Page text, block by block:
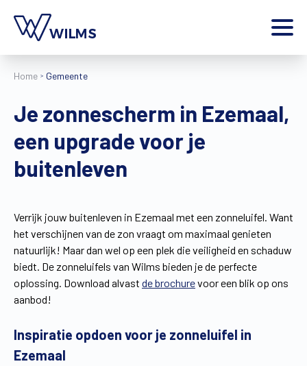
Home
Producten
Extra
Jobs
Wilms World
NL
Home Gemeente
Je zonnescherm in Ezemaal,
een upgrade voor je
buitenleven
Verrijk jouw buitenleven in Ezemaal met een zonneluifel. Want
het verschijnen van de zon vraagt om maximaal genieten
natuurlijk! Maar dan wel op een plek die veiligheid en schaduw
biedt. De zonneluifels van Wilms bieden je de perfecte
oplossing. Download alvast de brochurevoor een blik op ons
aanbod!
Inspiratie opdoen voor je zonneluifel in
Ezemaal